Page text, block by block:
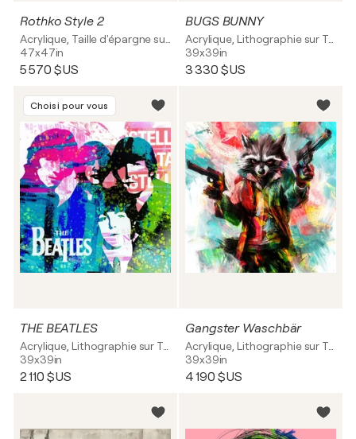
Rothko Style 2
47x47in
5 570 $US
BUGS BUNNY
39x39in
3 330 $US
Choisi pour vous
THE BEATLES
39x39in
2 110 $US
Gangster Waschbär
39x39in
4 190 $US